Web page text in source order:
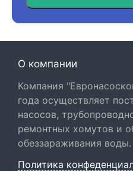
О компании
Компания
года осуществляет
насосов,
ремонтных хомутов и
обеззараживания воды.
Политика